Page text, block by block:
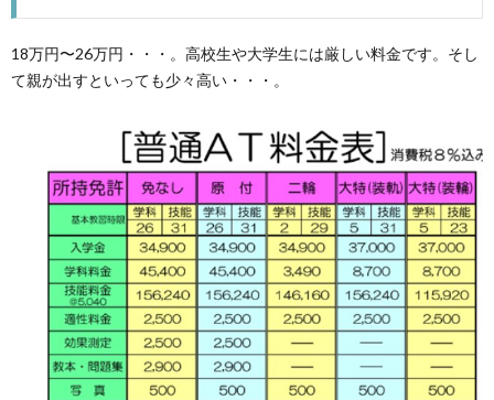
18万円〜26万円・・・。高校生や大学生には厳しい料金です。そし
て親が出すといっても少々高い・・・。